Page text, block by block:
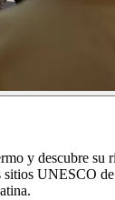
y descubre
UNESCO